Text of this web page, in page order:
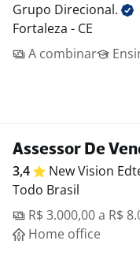
Grupo Direcional.
Fortaleza - CE
A combinar
Assessor De
3,4 New Vision
Todo Brasil
R$ 3.000,00 a R$
Home office